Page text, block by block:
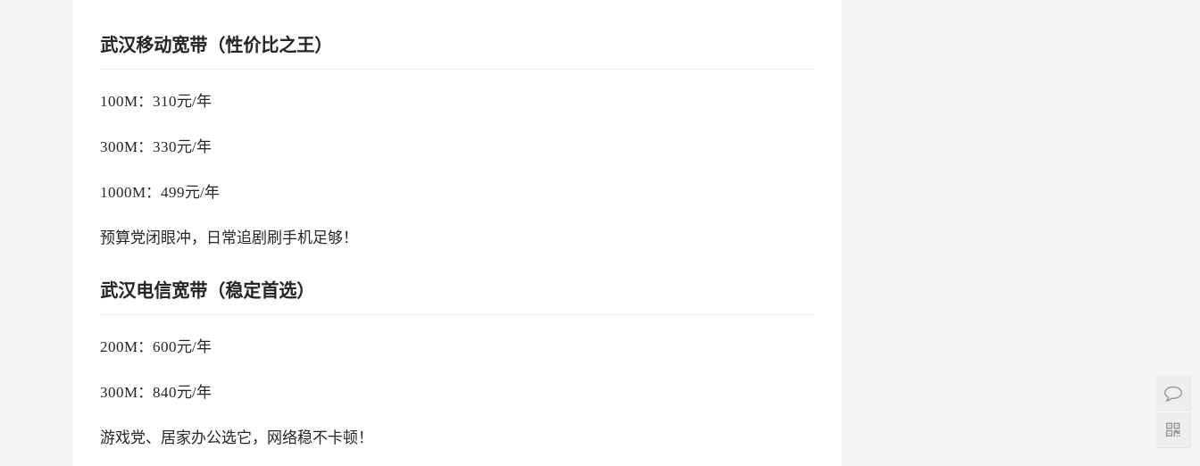
武汉移动宽带（性价比之王）
100M：310元/年
300M：330元/年
1000M：499元/年
预算党闭眼冲，日常追剧刷手机足够！
武汉电信宽带（稳定首选）
200M：600元/年
300M：840元/年
游戏党、居家办公选它，网络稳不卡顿！